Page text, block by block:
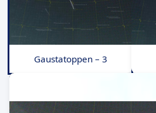
Gaustatoppen – 3